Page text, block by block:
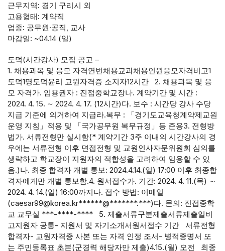
근무지역: 경기 구리시 외
고용형태: 계약직
업종: 공무원·공직, 교사
마감일: ~04.14 (일)
도덕(시간강사) 모집 공고 –
1. 채용과목 및 응모 자격연번채용교과채용인원응모자격비고1
도덕1명도덕윤리 교원자격증 소지자12시간 2. 채용과목 및 응
모 자격가. 임용권자 : 진접중학교장나. 계약기간 및 시간 :
2024. 4. 15. ∼ 2024. 4. 17. (12시간)다. 보수 : 시간당 강사 수당
지급 기준에 의거하여 지급라.복무 : 「경기도교육청계약제교원
운영 지침」적용 및 「국가공무원 복무규정」등 준용3. 전형방
법가. 서류전형만 실시함(* 계약기간 3주 이내의 시간강사의 경
우에는 서류전형 이후 면접전형 및 교원인사자문위원회 심의를
생략하고 학교장이 지원자의 적합성을 고려하여 임용할 수 있
음.)나. 최종 합격자 개별 통보: 2024.4.14.(일) 17:00 이후 최종합
격자에게만 개별 통보함.4. 원서접수가. 기간: 2024. 4. 11.(목) ～
2024. 4. 14.(일) 16:00까지나. 접수 방법: 이메일
(caesar99@korea.kr******@*******.***)다. 문의: 진접중학
교 교무실 ***-****-**** 5. 제출서류구분제출서류제출일비
고지원자 공통- 지원서 및 자기소개서원서접수 기간 서류전형
합격자- 교원자격증 사본 또는 자격 인정 조서- 병적증명서 또
는 주민등록표 초본(군경력 해당자만 제출)4.15.(월) 오전 최종